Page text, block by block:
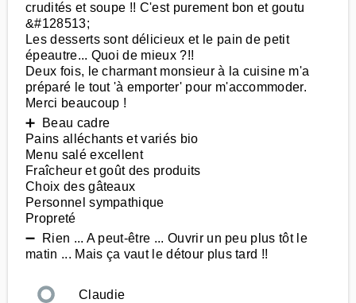
crudités et soupe !! C'est purement bon et goutu
&#128513;
Les desserts sont délicieux et le pain de petit
épeautre... Quoi de mieux ?!!
Deux fois, le charmant monsieur à la cuisine m'a
préparé le tout 'à emporter' pour m'accommoder.
Merci beaucoup !
➕ Beau cadre
Pains alléchants et variés bio
Menu salé excellent
Fraîcheur et goût des produits
Choix des gâteaux
Personnel sympathique
Propreté
➖ Rien ... A peut-être ... Ouvrir un peu plus tôt le
matin ... Mais ça vaut le détour plus tard !!
Claudie